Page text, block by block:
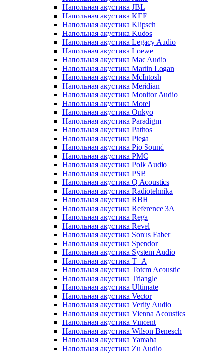
Напольная акустика JBL
Напольная акустика KEF
Напольная акустика Klipsch
Напольная акустика Kudos
Напольная акустика Legacy Audio
Напольная акустика Loewe
Напольная акустика Mac Audio
Напольная акустика Martin Logan
Напольная акустика McIntosh
Напольная акустика Meridian
Напольная акустика Monitor Audio
Напольная акустика Morel
Напольная акустика Onkyo
Напольная акустика Paradigm
Напольная акустика Pathos
Напольная акустика Piega
Напольная акустика Pio Sound
Напольная акустика PMC
Напольная акустика Polk Audio
Напольная акустика PSB
Напольная акустика Q Acoustics
Напольная акустика Radiotehnika
Напольная акустика RBH
Напольная акустика Reference 3A
Напольная акустика Rega
Напольная акустика Revel
Напольная акустика Sonus Faber
Напольная акустика Spendor
Напольная акустика System Audio
Напольная акустика T+A
Напольная акустика Totem Acoustic
Напольная акустика Triangle
Напольная акустика Ultimate
Напольная акустика Vector
Напольная акустика Verity Audio
Напольная акустика Vienna Acoustics
Напольная акустика Vincent
Напольная акустика Wilson Benesch
Напольная акустика Yamaha
Напольная акустика Zu Audio